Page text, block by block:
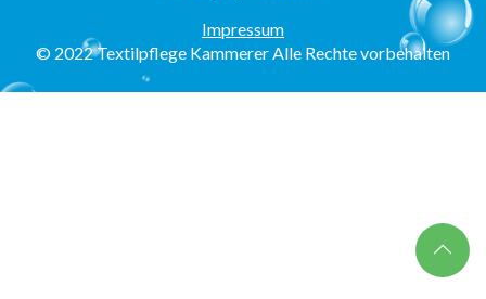
Impressum
© 2022 Textilpflege Kammerer Alle Rechte vorbehalten